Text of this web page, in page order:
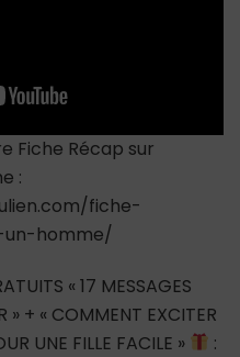
Fiche Récap sur
:
fiche-
homme/
« 17 MESSAGES
» + « COMMENT EXCITER
UNE FILLE FACILE »
: